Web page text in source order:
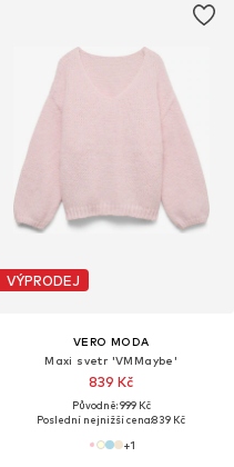
VÝPRODEJ
VERO MODA
Maxi svetr 'VMMaybe'
839 Kč
Původně: 999 Kč
Poslední nejnižší cena:839 Kč
+1